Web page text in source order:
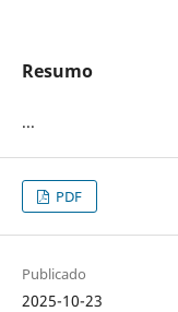
Resumo
...
PDF
Publicado
2025-10-23